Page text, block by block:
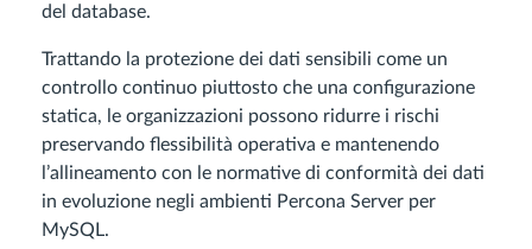
del database.
Trattando la protezione dei dati sensibili come un
controllo continuo piuttosto che una configurazione
statica, le organizzazioni possono ridurre i rischi
preservando flessibilità operativa e mantenendo
l’allineamento con le normative di conformità dei dati
in evoluzione negli ambienti Percona Server per
MySQL.